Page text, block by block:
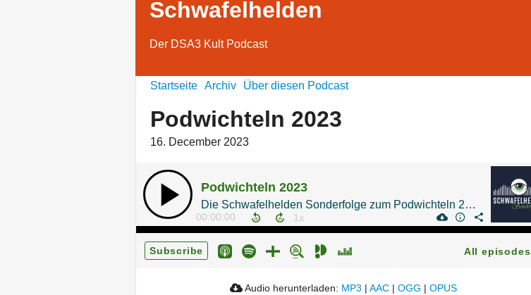
Schwafelhelden
Der DSA3 Kult Podcast
Startseite Archiv Über diesen Podcast
Podwichteln 2023
16. December 2023
Podwichteln 2023
Die Schwafelhelden Sonderfolge zum Podwichteln 2023
00:00:00
Subscribe All episodes
Audio herunterladen: MP3 | AAC | OGG | OPUS